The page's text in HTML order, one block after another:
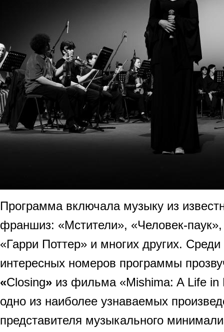
Программа включала музыку из
франшиз: «Мстители», «Человек-
«Гарри Поттер» и многих других.
интересных номеров программы
«Closing» из фильма «Mishima: A Life in
одно из наиболее узнаваемых
представителя музыкального